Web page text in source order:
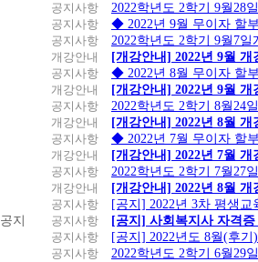
공지사항
2022학년도 2학기 9월28
공지사항
◆ 2022년 9월 무이자 할
공지사항
2022학년도 2학기 9월7
개강안내
[개강안내] 2022년 9월
공지사항
◆ 2022년 8월 무이자 할
개강안내
[개강안내] 2022년 9월
공지사항
2022학년도 2학기 8월24
개강안내
[개강안내] 2022년 8월
공지사항
◆ 2022년 7월 무이자 할
개강안내
[개강안내] 2022년 7월
공지사항
2022학년도 2학기 7월27
개강안내
[개강안내] 2022년 8월
공지사항
[공지] 2022년 3차 평생
공지
공지사항
[공지] 사회복지사 자격
공지사항
[공지] 2022년도 8월(후
공지사항
2022학년도 2학기 6월29